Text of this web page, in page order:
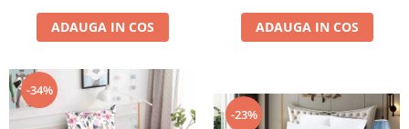
ADAUGA IN COS ADAUGA IN COS
-34%
-23%